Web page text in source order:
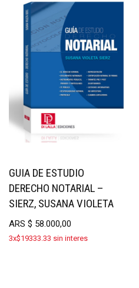
GUIA DE ESTUDIO
DERECHO NOTARIAL –
SIERZ, SUSANA VIOLETA
ARS $ 58.000,00
3x$19333.33 sin interes